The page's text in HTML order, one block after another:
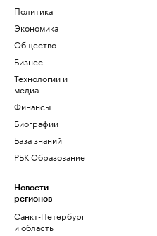
Политика
Экономика
Общество
Бизнес
Технологии и
медиа
Финансы
Биографии
База знаний
РБК Образование
Новости
регионов
Санкт-Петербург
и область